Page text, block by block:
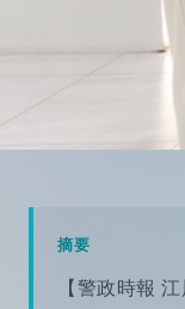
摘要
【警政時報